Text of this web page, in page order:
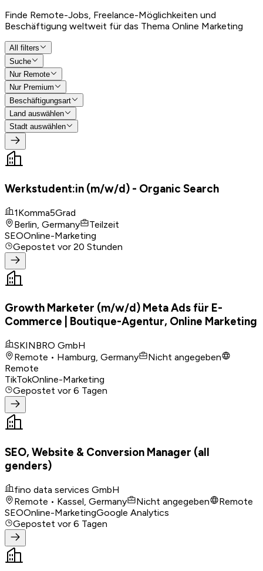
Finde Remote-Jobs, Freelance-Möglichkeiten und
Beschäftigung weltweit für das Thema Online Marketing
All filters
Suche
Nur Remote
Nur Premium
Beschäftigungsart
Land auswählen
Stadt auswählen
Werkstudent:in (m/w/d) - Organic Search
1Komma5Grad
Berlin, Germany
Teilzeit
SEOOnline-Marketing
Gepostet vor 20 Stunden
Growth Marketer (m/w/d) Meta Ads für E-
Commerce | Boutique-Agentur, Online Marketing
SKINBRO GmbH
Remote • Hamburg, Germany
Nicht angegeben
Remote
TikTokOnline-Marketing
Gepostet vor 6 Tagen
SEO, Website & Conversion Manager (all
genders)
fino data services GmbH
Remote • Kassel, Germany
Nicht angegeben
Remote
SEOOnline-MarketingGoogle Analytics
Gepostet vor 6 Tagen